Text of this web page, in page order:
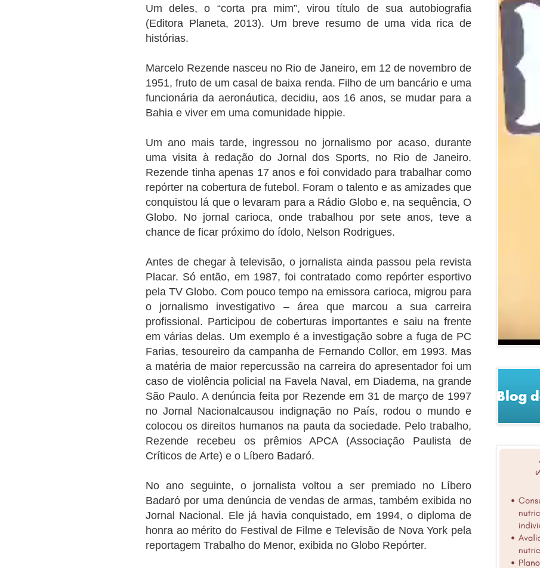
Um deles, o “corta pra mim”, virou título de sua autobiografia
(Editora Planeta, 2013). Um breve resumo de uma vida rica de
histórias.
Marcelo Rezende nasceu no Rio de Janeiro, em 12 de novembro de
1951, fruto de um casal de baixa renda. Filho de um bancário e uma
funcionária da aeronáutica, decidiu, aos 16 anos, se mudar para a
Bahia e viver em uma comunidade hippie.
Um ano mais tarde, ingressou no jornalismo por acaso, durante
uma visita à redação do Jornal dos Sports, no Rio de Janeiro.
Rezende tinha apenas 17 anos e foi convidado para trabalhar como
repórter na cobertura de futebol. Foram o talento e as amizades que
conquistou lá que o levaram para a Rádio Globo e, na sequência, O
Globo. No jornal carioca, onde trabalhou por sete anos, teve a
chance de ficar próximo do ídolo, Nelson Rodrigues.
Antes de chegar à televisão, o jornalista ainda passou pela revista
Placar. Só então, em 1987, foi contratado como repórter esportivo
pela TV Globo. Com pouco tempo na emissora carioca, migrou para
o jornalismo investigativo – área que marcou a sua carreira
profissional. Participou de coberturas importantes e saiu na frente
em várias delas. Um exemplo é a investigação sobre a fuga de PC
Farias, tesoureiro da campanha de Fernando Collor, em 1993. Mas
a matéria de maior repercussão na carreira do apresentador foi um
caso de violência policial na Favela Naval, em Diadema, na grande
São Paulo. A denúncia feita por Rezende em 31 de março de 1997
no Jornal Nacionalcausou indignação no País, rodou o mundo e
colocou os direitos humanos na pauta da sociedade. Pelo trabalho,
Rezende recebeu os prêmios APCA (Associação Paulista de
Críticos de Arte) e o Líbero Badaró.
No ano seguinte, o jornalista voltou a ser premiado no Líbero
Badaró por uma denúncia de vendas de armas, também exibida no
Jornal Nacional. Ele já havia conquistado, em 1994, o diploma de
honra ao mérito do Festival de Filme e Televisão de Nova York pela
reportagem Trabalho do Menor, exibida no Globo Repórter.